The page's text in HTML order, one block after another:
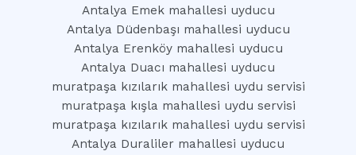
Antalya Emek mahallesi uyducu
Antalya Düdenbaşı mahallesi uyducu
Antalya Erenköy mahallesi uyducu
Antalya Duacı mahallesi uyducu
muratpaşa kızılarık mahallesi uydu servisi
muratpaşa kışla mahallesi uydu servisi
muratpaşa kızılarık mahallesi uydu servisi
Antalya Duraliler mahallesi uyducu